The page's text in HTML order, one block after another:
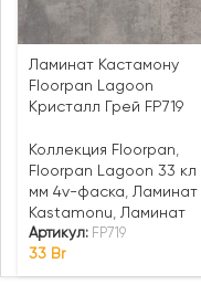
Ламинат Кастамону
Floorpan Lagoon
Кристалл Грей FP719
Коллекция Floorpan
Floorpan Lagoon 33 кл
мм 4v-фаска
Ламинат
Kastamonu
Ламинат
Артикул: FP719
33 Br